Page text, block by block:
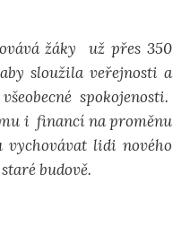
e
d
žáky už přes 350
sloužila veřejnosti a
spokojenosti.
i financí na proměnu
vychovávat lidi nového
budově.